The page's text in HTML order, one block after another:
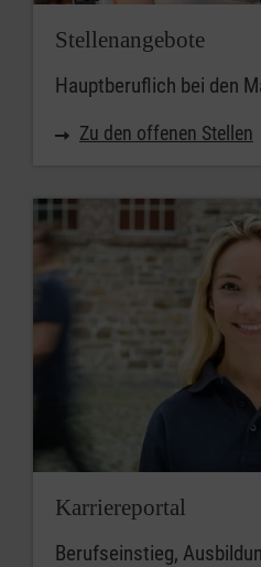
Stellenangebote
Hauptberuflich bei den
Zu den offenen Stellen
Karriereportal
Berufseinstieg,